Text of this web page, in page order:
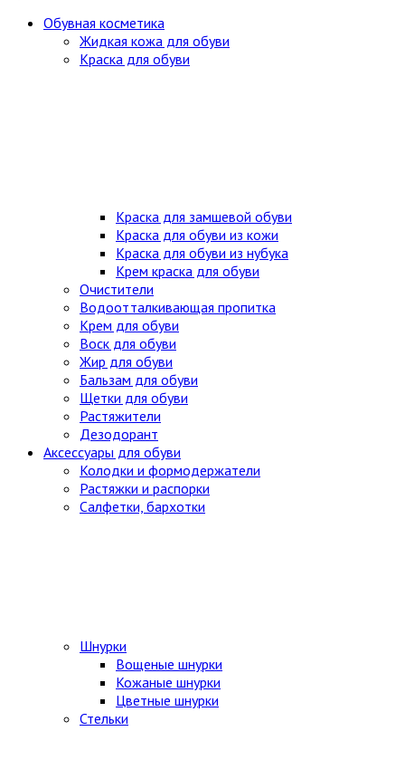
Обувная косметика
Жидкая кожа для обуви
Краска для обуви
Краска для замшевой обуви
Краска для обуви из кожи
Краска для обуви из нубука
Крем краска для обуви
Очистители
Водоотталкивающая пропитка
Крем для обуви
Воск для обуви
Жир для обуви
Бальзам для обуви
Щетки для обуви
Растяжители
Дезодорант
Аксессуары для обуви
Колодки и формодержатели
Растяжки и распорки
Салфетки, бархотки
Шнурки
Вощеные шнурки
Кожаные шнурки
Цветные шнурки
Стельки